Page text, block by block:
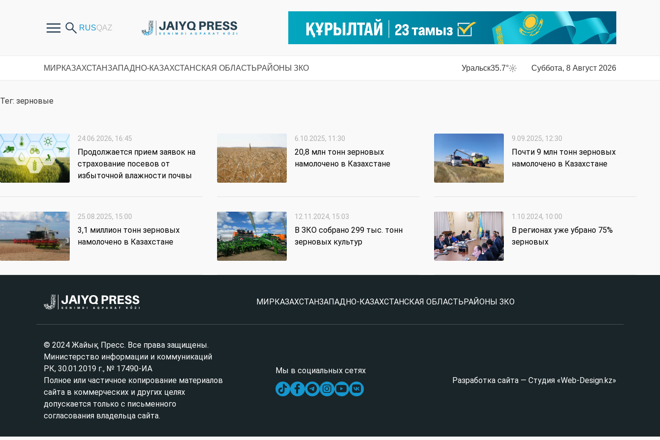
МИРКАЗАХСТАНЗАПАДНО-КАЗАХСТАНСКАЯ ОБЛАСТЬРАЙОНЫ ЗКО Уральск35.7° Суббота, 8 Август 2026
Тег: зерновые
24.06.2026, 16:45
Продолжается прием заявок на
страхование посевов от
избыточной влажности почвы
6.10.2025, 11:30
20,8 млн тонн зерновых
намолочено в Казахстане
9.09.2025, 12:30
Почти 9 млн тонн зерновых
намолочено в Казахстане
25.08.2025, 15:00
3,1 миллион тонн зерновых
намолочено в Казахстане
12.11.2024, 15:03
В ЗКО собрано 299 тыс. тонн
зерновых культур
1.10.2024, 10:00
В регионах уже убрано 75%
зерновых
МИР КАЗАХСТАНЗАПАДНО-КАЗАХСТАНСКАЯ ОБЛАСТЬ РАЙОНЫ ЗКО
© 2024 Жайық Пресс. Все права защищены.
Министерство информации и коммуникаций
РК, 30.01.2019 г., № 17490-ИА
Полное или частичное копирование материалов
сайта в коммерческих и других целях
допускается только с письменного
согласования владельца сайта.
Мы в социальных сетях
Разработка сайта — Студия «Web-Design.kz»